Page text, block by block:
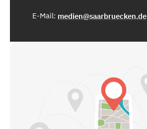
E-Mail: medien@saarbruecken.de